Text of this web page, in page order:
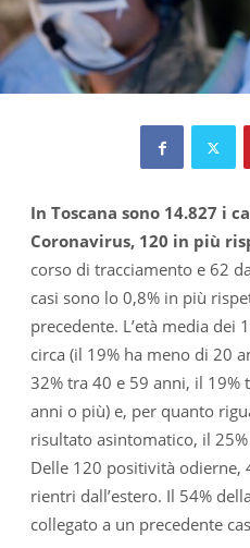
In Toscana sono 14.827 i
Coronavirus, 120 in più
corso di tracciamento e 62
casi sono lo 0,8% in più
precedente. L’età media dei
circa (il 19% ha meno di 20
32% tra 40 e 59 anni, il 19%
anni o più) e, per quanto
risultato asintomatico, il
Delle 120 positività odierne,
rientri dall’estero. Il 54%
collegato a un precedente